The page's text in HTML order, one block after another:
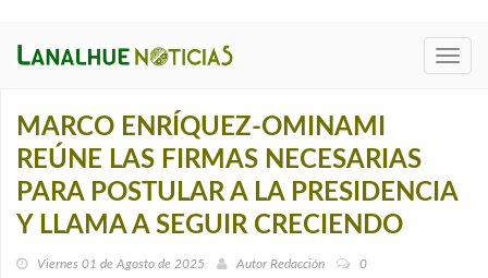
MARCO ENRÍQUEZ-OMINAMI
REÚNE LAS FIRMAS NECESARIAS
PARA POSTULAR A LA PRESIDENCIA
Y LLAMA A SEGUIR CRECIENDO
Viernes 01 de Agosto de 2025 Autor Redacción
0